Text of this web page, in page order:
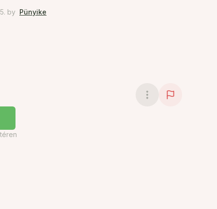
by Pünyike